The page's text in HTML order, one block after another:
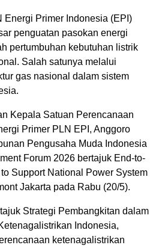
Energi Primer Indonesia (EPI)
penguatan pasokan energi
pertumbuhan kebutuhan listrik
Salah satunya melalui
gas nasional dalam sistem
Kepala Satuan Perencanaan
Primer PLN EPI, Anggoro
Pengusaha Muda Indonesia
Forum 2026 bertajuk End-to-
Support National Power System
Jakarta pada Rabu (20/5).
Strategi Pembangkitan dalam
Indonesia,
ketenagalistrikan